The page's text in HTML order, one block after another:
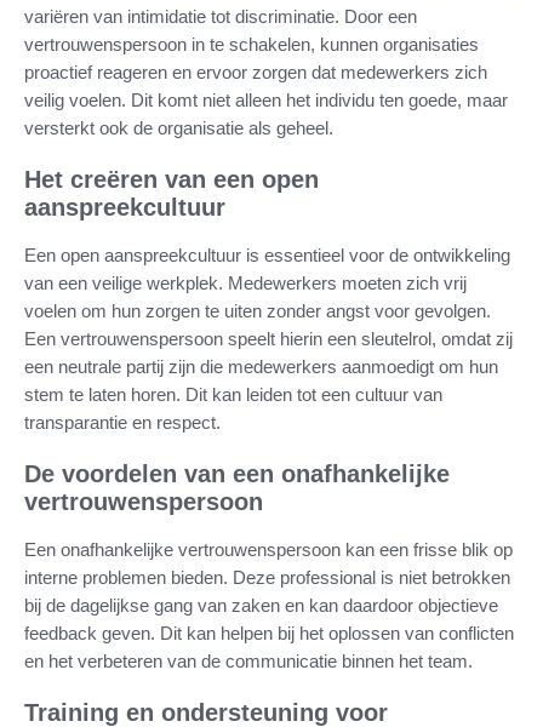
variëren van intimidatie tot discriminatie. Door een
vertrouwenspersoon in te schakelen, kunnen organisaties
proactief reageren en ervoor zorgen dat medewerkers zich
veilig voelen. Dit komt niet alleen het individu ten goede, maar
versterkt ook de organisatie als geheel.
Het creëren van een open
aanspreekcultuur
Een open aanspreekcultuur is essentieel voor de ontwikkeling
van een veilige werkplek. Medewerkers moeten zich vrij
voelen om hun zorgen te uiten zonder angst voor gevolgen.
Een vertrouwenspersoon speelt hierin een sleutelrol, omdat zij
een neutrale partij zijn die medewerkers aanmoedigt om hun
stem te laten horen. Dit kan leiden tot een cultuur van
transparantie en respect.
De voordelen van een onafhankelijke
vertrouwenspersoon
Een onafhankelijke vertrouwenspersoon kan een frisse blik op
interne problemen bieden. Deze professional is niet betrokken
bij de dagelijkse gang van zaken en kan daardoor objectieve
feedback geven. Dit kan helpen bij het oplossen van conflicten
en het verbeteren van de communicatie binnen het team.
Training en ondersteuning voor